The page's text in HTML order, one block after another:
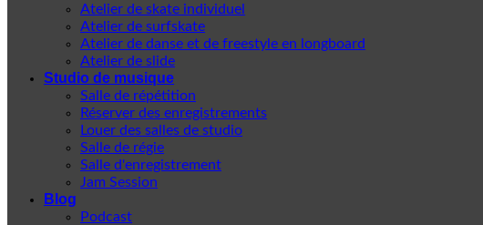
Atelier de skate individuel
Atelier de surfskate
Atelier de danse et de freestyle en longboard
Atelier de slide
Studio de musique
Salle de répétition
Réserver des enregistrements
Louer des salles de studio
Salle de régie
Salle d'enregistrement
Jam Session
Blog
Podcast